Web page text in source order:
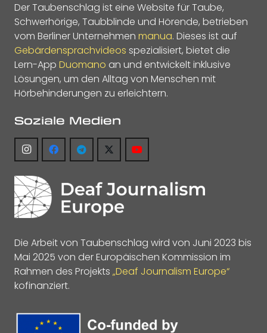
Der Taubenschlag ist eine Website für Taube,
Schwerhörige, Taubblinde und Hörende, betrieben
vom Berliner Unternehmen manua. Dieses ist auf
Gebärdensprachvideos spezialisiert, bietet die
Lern-App Duomano an und entwickelt inklusive
Lösungen, um den Alltag von Menschen mit
Hörbehinderungen zu erleichtern.
Soziale Medien
Die Arbeit von Taubenschlag wird von Juni 2023 bis
Mai 2025 von der Europäischen Kommission im
Rahmen des Projekts „Deaf Journalism Europe“
kofinanziert.